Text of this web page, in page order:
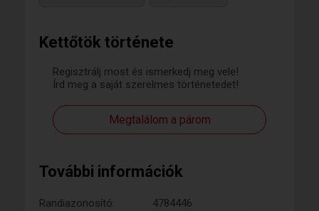
Kettőtök története
Regisztrálj most és ismerkedj meg vele!
Írd meg a saját szerelmes történetedet!
Megtalálom a párom
További információk
Randiazonosító:
4784446